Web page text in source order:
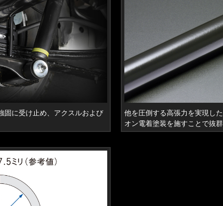
固に受け止め、アクスルおよび
他を圧倒する高張力を実現し
オン電着塗装を施すことで抜群